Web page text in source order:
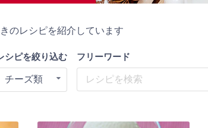
のレシピを紹介しています
シピを絞り込む
チーズ類
フリーワード